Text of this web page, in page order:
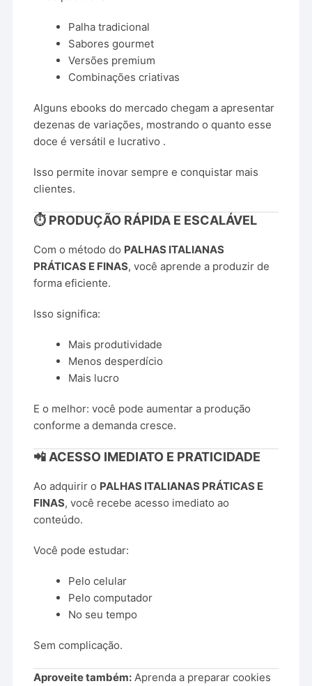
Palha tradicional
Sabores gourmet
Versões premium
Combinações criativas
Alguns ebooks do mercado chegam a apresentar
dezenas de variações, mostrando o quanto esse
doce é versátil e lucrativo .
Isso permite inovar sempre e conquistar mais
clientes.
⏱️ PRODUÇÃO RÁPIDA E ESCALÁVEL
Com o método do PALHAS ITALIANAS
PRÁTICAS E FINAS, você aprende a produzir de
forma eficiente.
Isso significa:
Mais produtividade
Menos desperdício
Mais lucro
E o melhor: você pode aumentar a produção
conforme a demanda cresce.
📲 ACESSO IMEDIATO E PRATICIDADE
Ao adquirir o PALHAS ITALIANAS PRÁTICAS E
FINAS, você recebe acesso imediato ao
conteúdo.
Você pode estudar:
Pelo celular
Pelo computador
No seu tempo
Sem complicação.
Aproveite também: Aprenda a preparar cookies